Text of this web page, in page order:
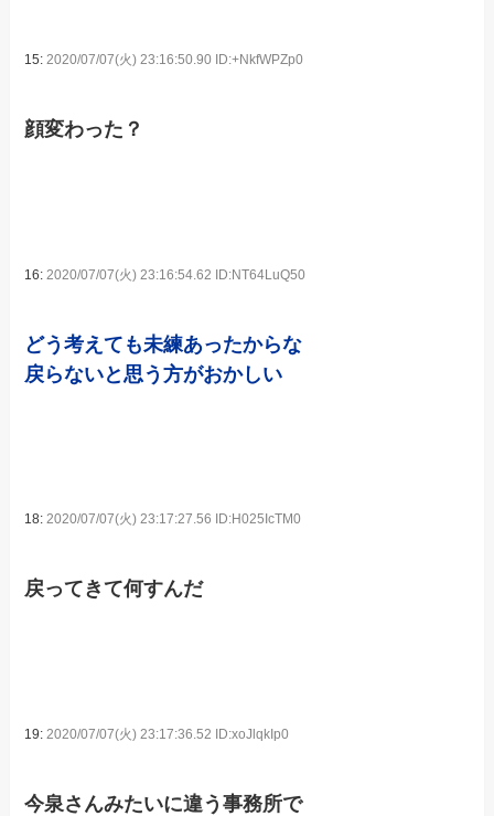
15:2020/07/07(火) 23:16:50.90 ID:+NkfWPZp0
顔変わった？
16: 2020/07/07(火) 23:16:54.62 ID:NT64LuQ50
どう考えても未練あったからな
戻らないと思う方がおかしい
18:2020/07/07(火) 23:17:27.56 ID:H025IcTM0
戻ってきて何すんだ
19:2020/07/07(火) 23:17:36.52 ID:xoJlqkIp0
今泉さんみたいに違う事務所で